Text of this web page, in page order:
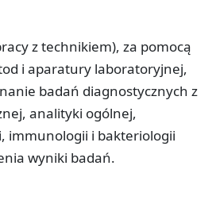
z technikiem), za pomocą
i aparatury laboratoryjnej,
badań diagnostycznych z
analityki ogólnej,
immunologii i bakteriologii
wyniki badań.